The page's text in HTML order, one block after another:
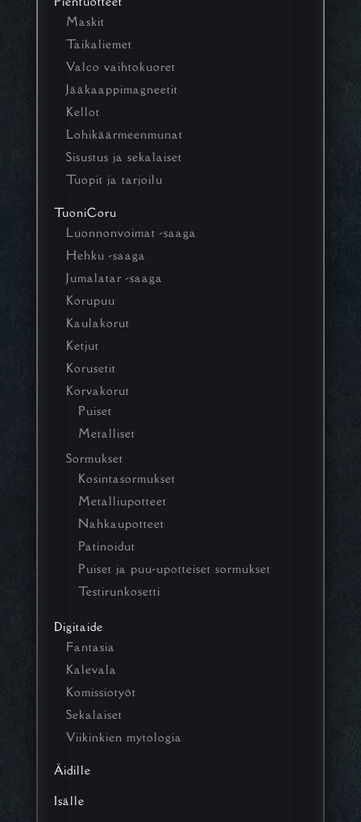
Maskit
Taikaliemet
Valco vaihtokuoret
Jääkaappimagneetit
Kellot
Lohikäärmeenmunat
Sisustus ja sekalaiset
Tuopit ja tarjoilu
TuoniCoru
Luonnonvoimat -saaga
Hehku -saaga
Jumalatar -saaga
Korupuu
Kaulakorut
Ketjut
Korusetit
Korvakorut
Puiset
Metalliset
Sormukset
Kosintasormukset
Metalliupotteet
Nahkaupotteet
Patinoidut
Puiset ja puu-upotteiset sormukset
Testirunkosetti
Digitaide
Fantasia
Kalevala
Komissiotyöt
Sekalaiset
Viikinkien mytologia
Äidille
Isälle